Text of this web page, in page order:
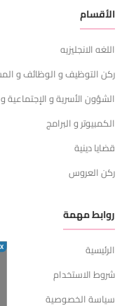
الأقسام
اللغه الانجليزيه
ركن التوظيف و الوظائف و
الشؤون الأسرية و الإجتماعية
الكمبيوتر و البرامج
قضايا دينية
ركن العروس
روابط مهمة
الرئيسية
شروط الاستخدام
سياسة الخصوصية
X